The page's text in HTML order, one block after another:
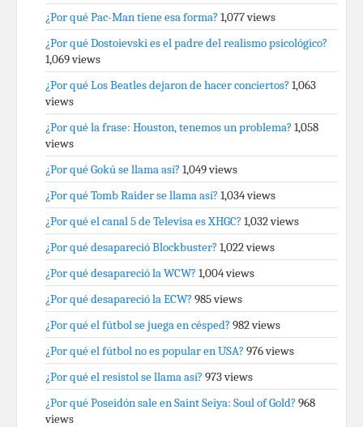
¿Por qué Pac-Man tiene esa forma? 1,077 views
¿Por qué Dostoievski es el padre del realismo psicológico?
1,069 views
¿Por qué Los Beatles dejaron de hacer conciertos? 1,063
views
¿Por qué la frase: Houston, tenemos un problema? 1,058
views
¿Por qué Gokú se llama así? 1,049 views
¿Por qué Tomb Raider se llama así? 1,034 views
¿Por qué el canal 5 de Televisa es XHGC? 1,032 views
¿Por qué desapareció Blockbuster? 1,022 views
¿Por qué desapareció la WCW? 1,004 views
¿Por qué desapareció la ECW? 985 views
¿Por qué el fútbol se juega en césped? 982 views
¿Por qué el fútbol no es popular en USA? 976 views
¿Por qué el resistol se llama así? 973 views
¿Por qué Poseidón sale en Saint Seiya: Soul of Gold? 968
views